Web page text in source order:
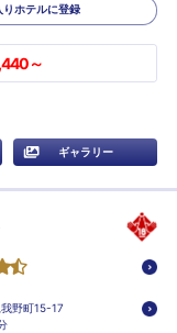
りホテルに登録
～
ギャラリー
野町15-17